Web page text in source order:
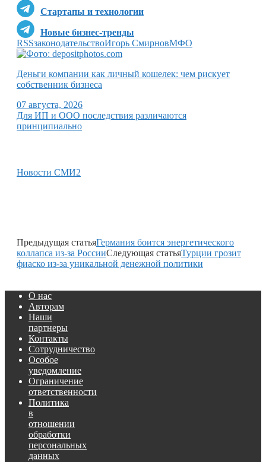
Стартапы и технологии
Новые бизнес-тренды
RSSзаконодательствоИгорь СмирновМФО
Деньги компании как личный кошелек: чем рискует
собственник бизнеса
07 августа, 2026
Для ИП и ООО последствия различаются
принципиально
Новости СМИ2
Предыдущая статьяГермания боится энергетического
коллапса из-за РоссииСледующая статьяТурции грозит
фиаско из-за уникальной денежной политики
О нас
Авторам
Наши
партнеры
Контакты
Сотрудничество
Особое
уведомление
Ограничение
ответственности
Политика
в
отношении
обработки
персональных
данных